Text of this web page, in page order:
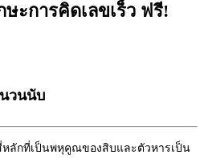
ะการคิดเลขเร็ว ฟรี!
นวนนับ
หลักที่เป็นพหุคูณของสิบและตัวหารเป็น